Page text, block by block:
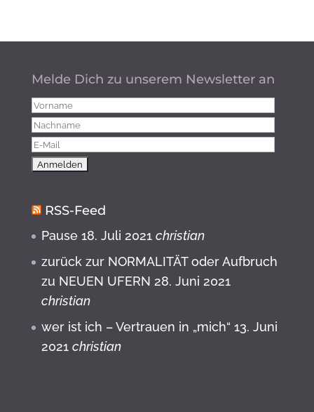
Melde Dich zu unserem Newsletter an
RSS-Feed
Pause 18. Juli 2021 christian
zurück zur NORMALITÄT oder Aufbruch
zu NEUEN UFERN 28. Juni 2021
christian
wer ist ich – Vertrauen in „mich“ 13. Juni
2021 christian